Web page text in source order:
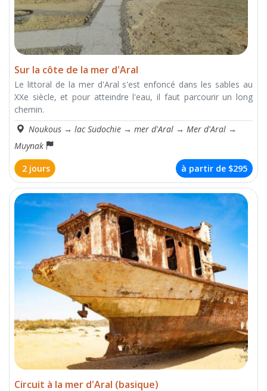
Sur la côte de la mer d'Aral
Le littoral de la mer d'Aral s'est enfoncé dans les sables au
XXe siècle, et pour atteindre l'eau, il faut parcourir un long
chemin.
Noukous → lac Sudochie → mer d'Aral → Mer d'Aral →
Muynak
2 jours
à partir de $295
Circuit à la mer d'Aral (basique)